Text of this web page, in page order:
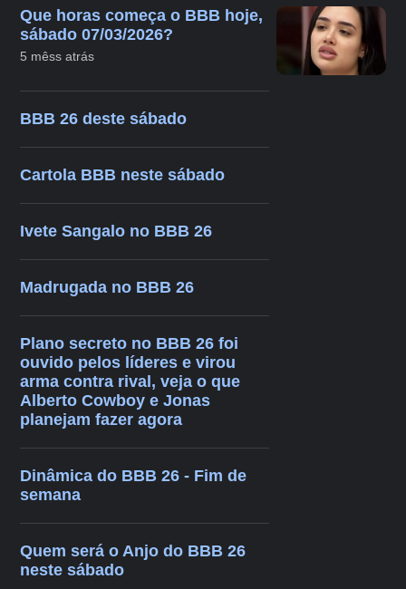
Que horas começa o BBB hoje,
sábado 07/03/2026?
5 mêss atrás
BBB 26 deste sábado
Cartola BBB neste sábado
Ivete Sangalo no BBB 26
Madrugada no BBB 26
Plano secreto no BBB 26 foi
ouvido pelos líderes e virou
arma contra rival, veja o que
Alberto Cowboy e Jonas
planejam fazer agora
Dinâmica do BBB 26 - Fim de
semana
Quem será o Anjo do BBB 26
neste sábado